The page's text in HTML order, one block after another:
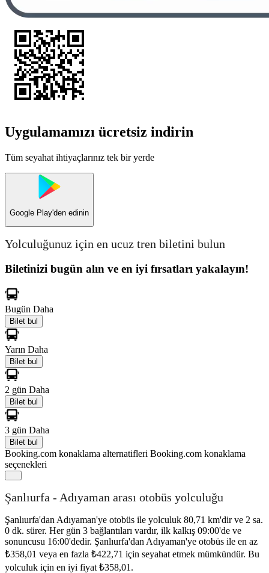
Uygulamamızı ücretsiz indirin
Tüm seyahat ihtiyaçlarınız tek bir yerde
Google Play'den edinin
Yolculuğunuz için en ucuz tren biletini bulun
Biletinizi bugün alın ve en iyi fırsatları yakalayın!
Bugün Daha
Bilet bul
Yarın Daha
Bilet bul
2 gün Daha
Bilet bul
3 gün Daha
Bilet bul
Booking.com konaklama alternatifleri Booking.com konaklama
seçenekleri
Şanlıurfa - Adıyaman arası otobüs yolculuğu
Şanlıurfa'dan Adıyaman'ye otobüs ile yolculuk 80,71 km'dir ve 2 sa.
0 dk. sürer. Her gün 3 bağlantıları vardır, ilk kalkış 09:00'de ve
sonuncusu 16:00'dedir. Şanlıurfa'dan Adıyaman'ye otobüs ile en az
₺358,01 veya en fazla ₺422,71 için seyahat etmek mümkündür. Bu
yolculuk için en iyi fiyat ₺358,01.